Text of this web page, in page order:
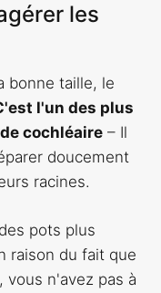
les
bonne taille, le
l'un des plus
cochléaire – Il
doucement
racines.
pots plus
raison du fait que
vous n'avez pas à